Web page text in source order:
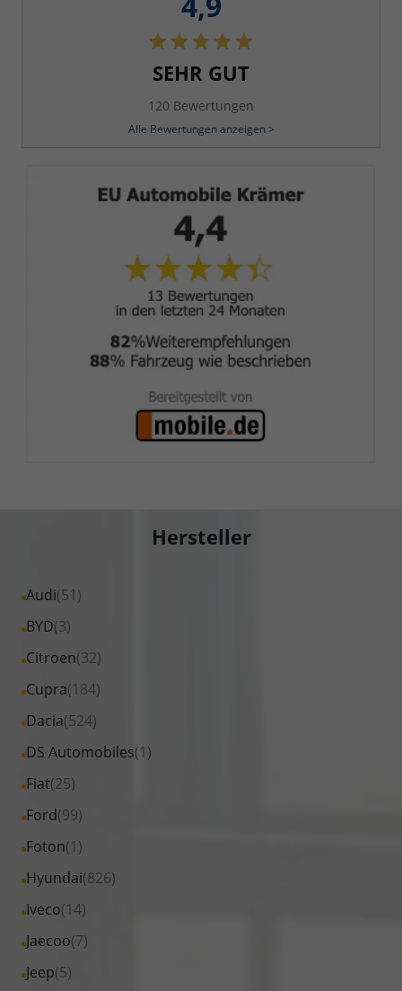
SEHR GUT
120 Bewertungen
Alle Bewertungen anzeigen >
Hersteller
Audi(51)
Alle
Fahrzeuge
Audi
anzeigen
BYD(3)
Alle
Fahrzeuge
BYD
anzeigen
Citroen(32)
Alle
Fahrzeuge
Citroen
anzeigen
Cupra(184)
Alle
Fahrzeuge
Cupra
anzeigen
Dacia(524)
Alle
Fahrzeuge
Dacia
anzeigen
DS Automobiles(1)
Alle
Fahrzeuge
DS
Automobiles
anzeigen
Fiat(25)
Alle
Fahrzeuge
Fiat
anzeigen
Ford(99)
Alle
Fahrzeuge
Ford
anzeigen
Foton(1)
Alle
Fahrzeuge
Foton
anzeigen
Hyundai(826)
Alle
Fahrzeuge
Hyundai
anzeigen
Iveco(14)
Alle
Fahrzeuge
Iveco
Jaecoo(7)
Alle
Fahrzeuge
Jeep(5)
Alle